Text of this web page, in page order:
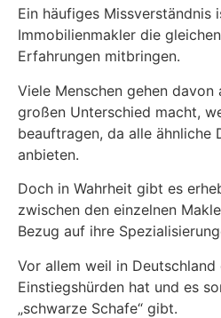
Ein häufiges Missverständnis
Immobilienmakler die
Erfahrungen mitbringen.
Viele Menschen gehen davon
großen Unterschied macht,
beauftragen, da alle ähnliche
anbieten.
Doch in Wahrheit gibt es
zwischen den einzelnen
Bezug auf ihre
Vor allem weil in
Einstiegshürden hat und es
„schwarze Schafe“ gibt.